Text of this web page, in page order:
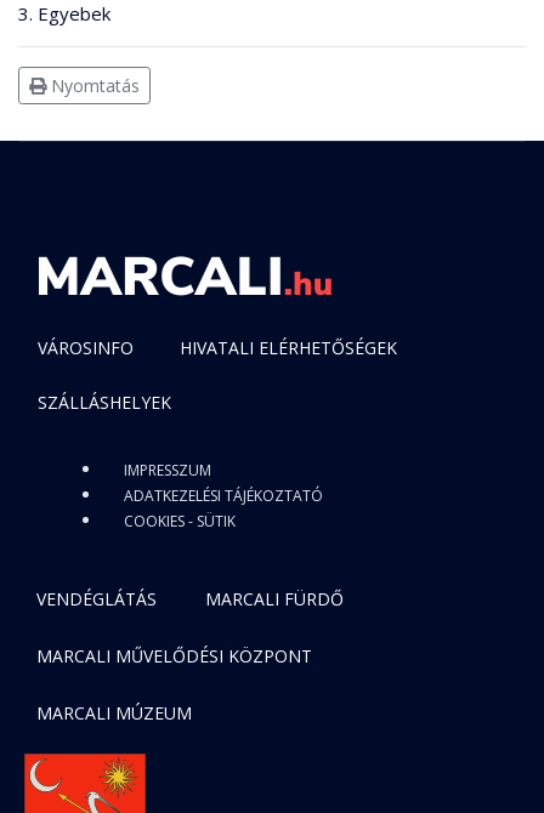
3. Egyebek
Nyomtatás
VÁROSINFO HIVATALI ELÉRHETŐSÉGEK
SZÁLLÁSHELYEK
IMPRESSZUM
ADATKEZELÉSI TÁJÉKOZTATÓ
COOKIES - SÜTIK
VENDÉGLÁTÁS MARCALI FÜRDŐ
MARCALI MŰVELŐDÉSI KÖZPONT
MARCALI MÚZEUM